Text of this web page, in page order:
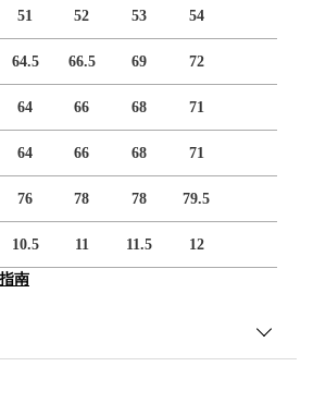
51 52 53 54
64.5 66.5 69 72
64 66 68 71
64 66 68 71
76 78 78 79.5
10.5 11 11.5 12
南